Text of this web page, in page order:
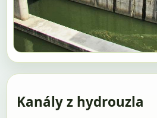
Kanály z hydrouzla